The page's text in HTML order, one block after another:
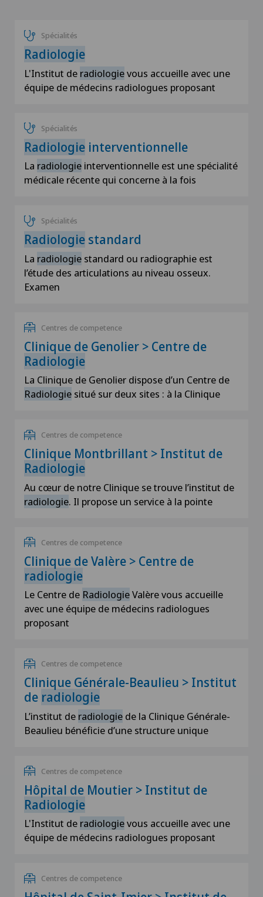
Spécialités
Radiologie
L'Institut de radiologievous accueille avec une
équipe de médecins radiologues proposant
Spécialités
Radiologie interventionnelle
La radiologie interventionnelle est une spécialité
médicale récente qui concerne à la fois
Spécialités
Radiologie standard
La radiologie standard ou radiographie est
l’étude des articulations au niveau osseux.
Examen
Centres de competence
Clinique de Genolier > Centre de
Radiologie
La Clinique de Genolier dispose d’un Centre de
Radiologie situé sur deux sites : à la Clinique
Centres de competence
Clinique Montbrillant > Institut de
Radiologie
Au cœur de notre Clinique se trouve l’institut de
radiologie. Il propose un service à la pointe
Centres de competence
Clinique de Valère > Centre de
radiologie
Le Centre de RadiologieValère vous accueille
avec une équipe de médecins radiologues
proposant
Centres de competence
Clinique Générale-Beaulieu > Institut
de radiologie
L’institut de radiologie de la Clinique Générale-
Beaulieu bénéficie d’une structure unique
Centres de competence
Hôpital de Moutier > Institut de
Radiologie
L'Institut de radiologievous accueille avec une
équipe de médecins radiologues proposant
Centres de competence